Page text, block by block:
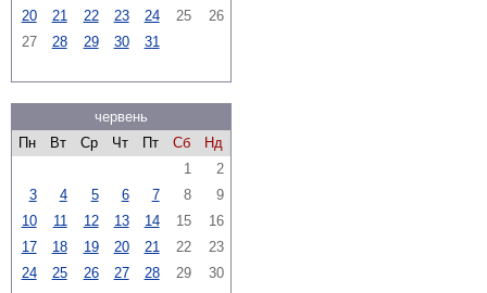
20
21 22 23 24 25
26
27
28 29 30 31
червень
Пн
Вт Ср Чт Пт Сб
Нд
1
2
3
4 5 6 7 8
9
10
11 12 13 14 15
16
17
18 19 20 21 22
23
24
25 26 27 28 29 30